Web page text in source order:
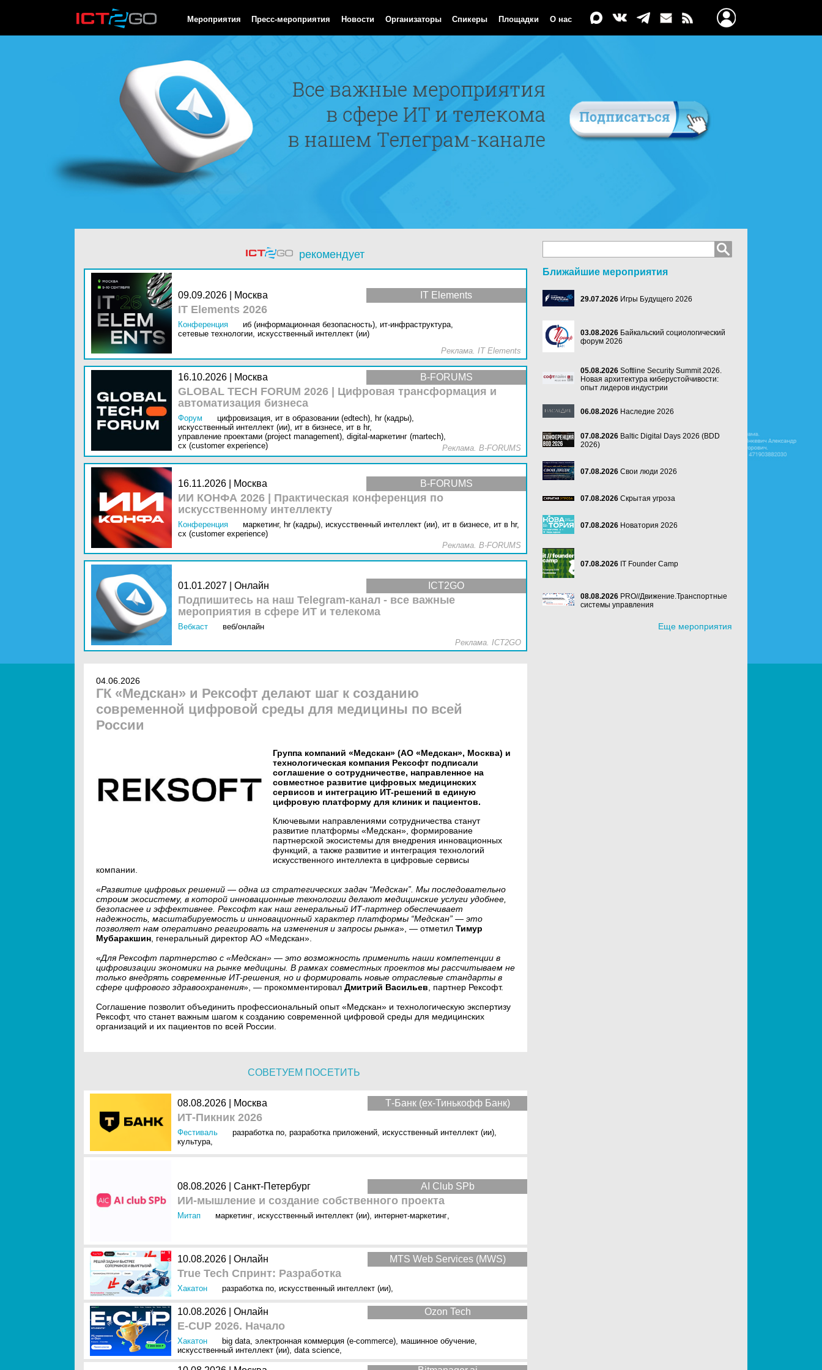
Мероприятия Пресс-мероприятия Новости Организаторы Спикеры Площадки О нас
рекомендует
IT Elements
09.09.2026 | Москва
IT Elements 2026
Конференция иб (информационная безопасность), ит-инфраструктура,
сетевые технологии, искусственный интеллект (ии)
Реклама. IT Elements
B-FORUMS
16.10.2026 | Москва
GLOBAL TECH FORUM 2026 | Цифровая трансформация и
автоматизация бизнеса
Форум цифровизация, ит в образовании (edtech), hr (кадры),
искусственный интеллект (ии), ит в бизнесе, ит в hr,
управление проектами (project management), digital-маркетинг (martech),
cx (customer experience)
Реклама. B-FORUMS
B-FORUMS
16.11.2026 | Москва
ИИ КОНФА 2026 | Практическая конференция по
искусственному интеллекту
Конференция маркетинг, hr (кадры), искусственный интеллект (ии), ит в бизнесе, ит в hr,
cx (customer experience)
Реклама. B-FORUMS
ICT2GO
01.01.2027 | Онлайн
Подпишитесь на наш Telegram-канал - все важные
мероприятия в сфере ИТ и телекома
Вебкаст
веб/онлайн
Реклама. ICT2GO
04.06.2026
ГК «Медскан» и Рексофт делают шаг к созданию
современной цифровой среды для медицины по всей
России
Группа компаний «Медскан» (АО «Медскан», Москва) и
технологическая компания Рексофт подписали
соглашение о сотрудничестве, направленное на
совместное развитие цифровых медицинских
сервисов и интеграцию ИT-решений в единую
цифровую платформу для клиник и пациентов.
Ключевыми направлениями сотрудничества станут
развитие платформы «Медскан», формирование
партнерской экосистемы для внедрения инновационных
функций, а также развитие и интеграция технологий
искусственного интеллекта в цифровые сервисы
компании.
«Развитие цифровых решений — одна из стратегических задач “Медскан”. Мы последовательно
строим экосистему, в которой инновационные технологии делают медицинские услуги удобнее,
безопаснее и эффективнее. Рексофт как наш генеральный ИТ-партнер обеспечивает
надежность, масштабируемость и инновационный характер платформы “Медскан” — это
позволяет нам оперативно реагировать на изменения и запросы рынка», — отметил Тимур
Мубаракшин , генеральный директор АО «Медскан».
«Для Рексофт партнерство с «Медскан» — это возможность применить наши компетенции в
цифровизации экономики на рынке медицины. В рамках совместных проектов мы рассчитываем не
только внедрять современные ИT-решения, но и формировать новые отраслевые стандарты в
сфере цифрового здравоохранения», — прокомментировал Дмитрий Васильев , партнер Рексофт.
Соглашение позволит объединить профессиональный опыт «Медскан» и технологическую экспертизу
Рексофт, что станет важным шагом к созданию современной цифровой среды для медицинских
организаций и их пациентов по всей России.
СОВЕТУЕМ ПОСЕТИТЬ
Т-Банк (ex-Тинькофф Банк)
08.08.2026 | Москва
ИТ-Пикник 2026
Фестиваль разработка по, разработка приложений, искусственный интеллект (ии),
культура,
AI Club SPb
08.08.2026 | Санкт-Петербург
ИИ-мышление и создание собственного проекта
Митап маркетинг, искусственный интеллект (ии), интернет-маркетинг,
MTS Web Services (MWS)
10.08.2026 | Онлайн
True Tech Спринт: Разработка
Хакатон разработка по, искусственный интеллект (ии),
Ozon Tech
10.08.2026 | Онлайн
E-CUP 2026. Начало
Хакатон big data, электронная коммерция (e-commerce), машинное обучение,
искусственный интеллект (ии), data science,
Ближайшие мероприятия
29.07.2026 Игры Будущего 2026
03.08.2026 Байкальский социологический
форум 2026
05.08.2026 Softline Security Summit 2026.
Новая архитектура киберустойчивости:
опыт лидеров индустрии
06.08.2026 Наследие 2026
07.08.2026 Baltic Digital Days 2026 (BDD
2026)
07.08.2026 Свои люди 2026
07.08.2026 Скрытая угроза
07.08.2026 Новатория 2026
07.08.2026 IT Founder Camp
08.08.2026 PRO//Движение.Транспортные
системы управления
Еще мероприятия